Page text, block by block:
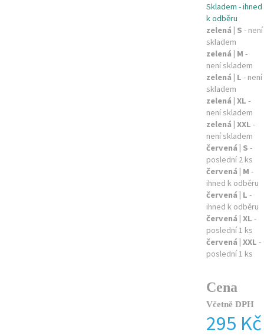
Skladem - ihned
k odběru
zelená | S - není
skladem
zelená | M -
není skladem
zelená | L - není
skladem
zelená | XL -
není skladem
zelená | XXL -
není skladem
červená | S -
poslední 2 ks
červená | M -
ihned k odběru
červená | L -
ihned k odběru
červená | XL -
poslední 1 ks
červená | XXL -
poslední 1 ks
Cena
Včetně DPH
295 Kč